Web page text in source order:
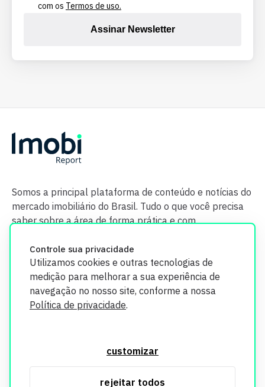
Controle sua privacidade
Utilizamos cookies e outras tecnologias de
medição para melhorar a sua experiência de
navegação no nosso site, conforme a nossa
Política de privacidade.
customizar
rejeitar todos
com os Termos de uso.
Assinar Newsletter
Somos a principal plataforma de conteúdo e notícias do
mercado imobiliário do Brasil. Tudo o que você precisa
saber sobre a área de forma prática e com
segurança. Todos os dados coletados em nosso site são
utilizados exclusivamente para fins de aprimoramento de
informações, consulte nossa Política de Privacidade.